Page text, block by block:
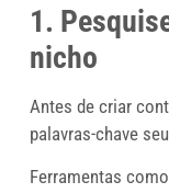
1.
nicho
Antes de criar
palavras-chave
Ferramentas